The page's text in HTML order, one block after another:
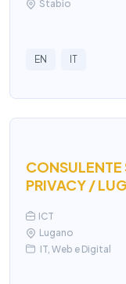
Stabio
EN IT
PRIVACY /
ICT
Lugano
IT, Web e Digital